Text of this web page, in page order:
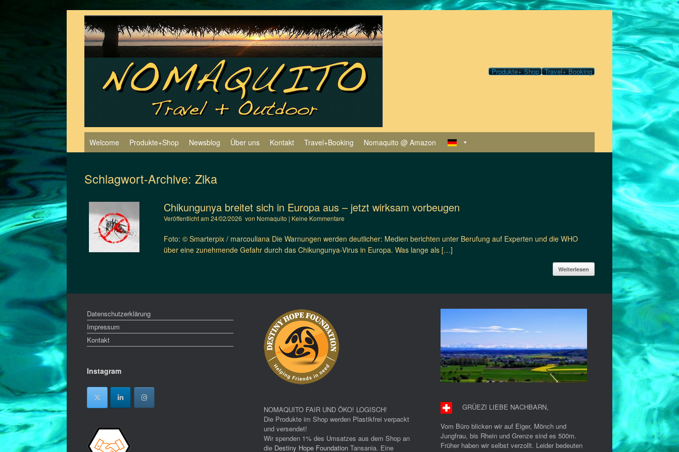
springen
Produkte+ Shop Travel+ Booking
Welcome Produkte+Shop Newsblog Über uns Kontakt Travel+Booking Nomaquito @ Amazon
Schlagwort-Archive: Zika
Chikungunya breitet sich in Europa aus – jetzt wirksam vorbeugen
Veröffentlicht am24/02/2026 von Nomaquito | Keine Kommentare
Foto: © Smarterpix / marcouliana Die Warnungen werden deutlicher: Medien berichten unter Berufung auf Experten und die WHO
über eine zunehmende Gefahr durch das Chikungunya-Virus in Europa. Was lange als […]
Weiterlesen
Datenschutzerklärung
Impressum
Kontakt
Instagram
NOMAQUITO FAIR UND ÖKO! LOGISCH!
Die Produkte im Shop werden Plastikfrei verpackt
und versendet!
Wir spenden 1% des Umsatzes aus dem Shop an
die Destiny Hope Foundation Tansania. Eine
GRÜEZI LIEBE NACHBARN,
Vom Büro blicken wir auf Eiger, Mönch und
Jungfrau, bis Rhein und Grenze sind es 500m.
Früher haben wir selbst verzollt. Leider bedeuten